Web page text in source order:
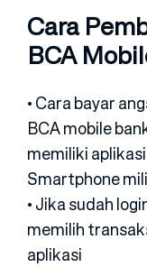
Cara
BCA
• Cara bayar
BCA mobile
memiliki
Smartphone
• Jika sudah
memilih
aplikasi